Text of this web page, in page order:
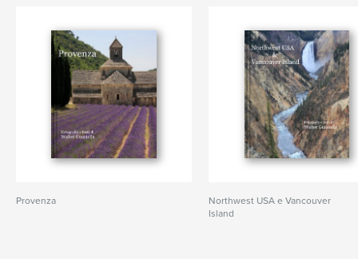
Provenza
Northwest USA e Vancouver
Island